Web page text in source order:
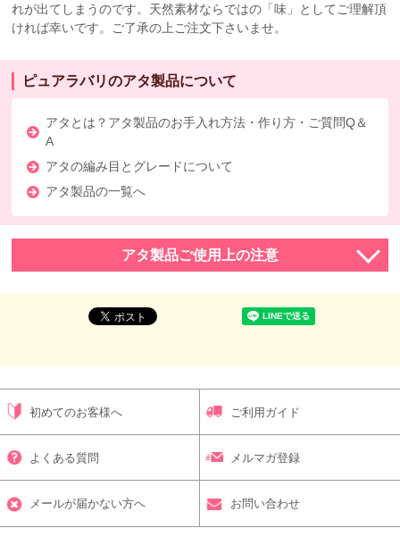
れが出てしまうのです。天然素材ならではの「味」としてご理解頂
ければ幸いです。ご了承の上ご注文下さいませ。
ピュアラバリのアタ製品について
アタとは？アタ製品のお手入れ方法・作り方・ご質問Q＆
A
アタの編み目とグレードについて
アタ製品の一覧へ
アタ製品ご使用上の注意
初めてのお客様へ ご利用ガイド
よくある質問 メルマガ登録
メールが届かない方へ お問い合わせ